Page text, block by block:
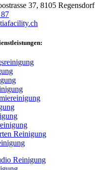
37, 8105 Regensdorf
Reinigung
Reinigung